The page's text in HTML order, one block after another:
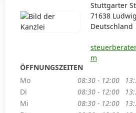
Stuttgarter
71638
Deutschland
m
ÖFFNUNGSZEITEN
Mo
08:30 - 12:00
Di
08:30 - 12:00
Mi
08:30 - 12:00